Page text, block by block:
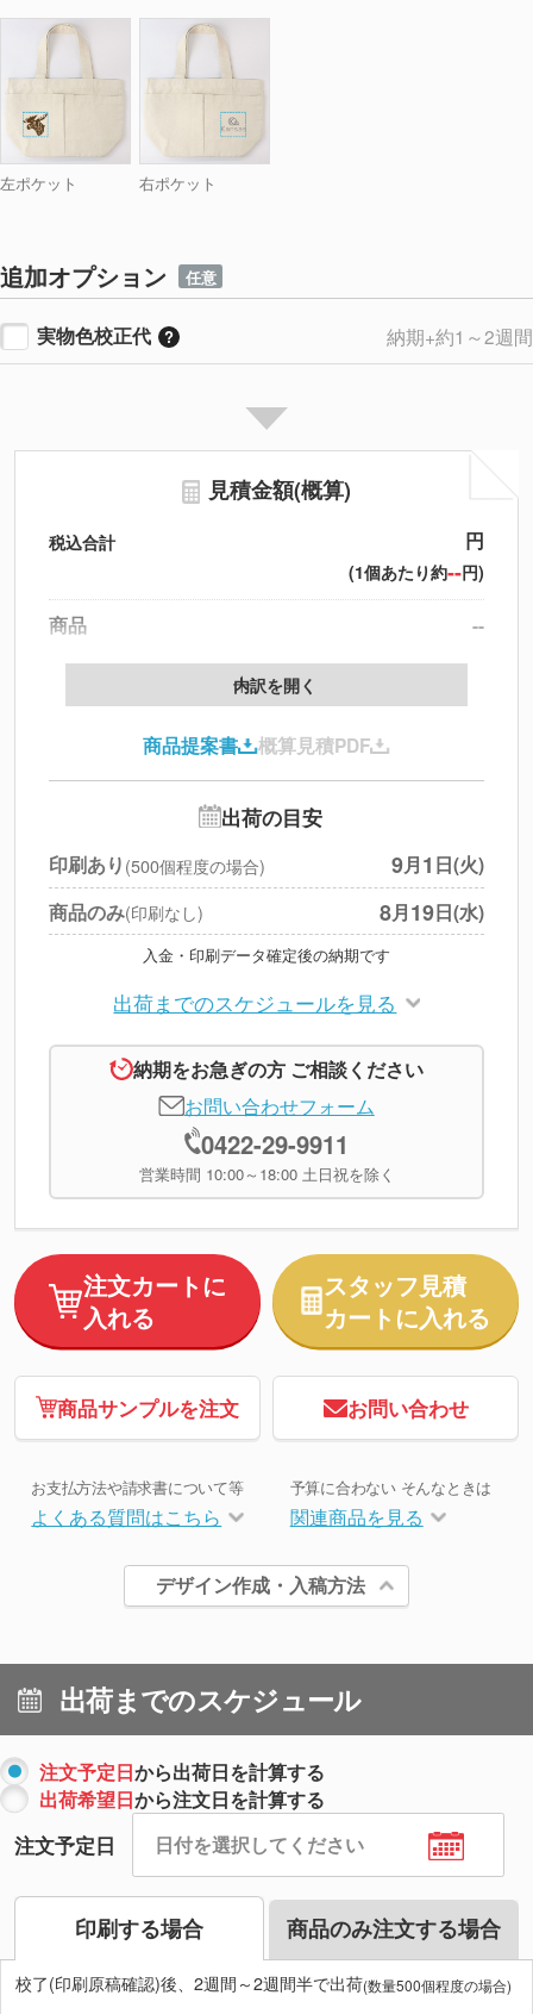
左ポケット 右ポケット
追加オプション 任意
実物色校正代 納期+約1～2週間
見積金額(概算)
税込合計 円
(1個あたり約--円)
商品
--
製版代
印刷代
北海道・沖縄・離島 別途
円
※上記小計は税別です
内訳を開く
商品提案書 概算見積PDF
出荷の目安
印刷あり (500個程度の場合) 9月1 日(火)
商品のみ(印刷なし) 8月19日(水)
入金・印刷データ確定後の納期です
出荷までのスケジュールを見る
納期をお急ぎの方 ご相談ください
お問い合わせフォーム
0422-29-9911
営業時間 10:00～18:00 土日祝を除く
注文カートに
入れる
スタッフ見積
カートに入れる
商品サンプルを注文 お問い合わせ
お支払方法や請求書について等
よくある質問はこちら
予算に合わない そんなときは
関連商品を見る
デザイン作成・入稿方法
出荷までのスケジュール
注文予定日から出荷日を計算する
出荷希望日から注文日を計算する
注文予定日
印刷する場合 商品のみ注文する場合
校了(印刷原稿確認)後、2週間～2週間半で出荷(数量500個程度の場合)